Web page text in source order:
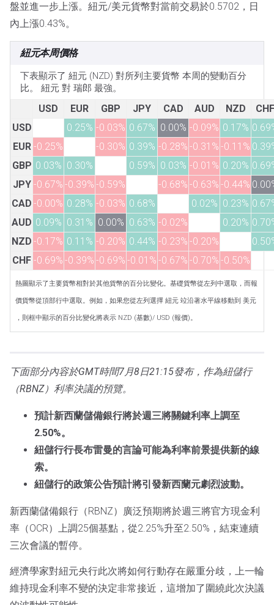
盤並進一步上漲。紐元/美元貨幣對當前交易於0.5702，日
內上漲0.43%。
紐元本周價格
下表顯示了 紐元 (NZD) 對所列主要貨幣 本周的變動百分
比。 紐元 對 瑞郎 最強。
USD EUR GBP JPY CAD AUD NZD
CHF
USD
0.25% -0.03% 0.67% 0.00% -0.09% 0.17%
EUR -0.25% -0.30% 0.39% -0.28% -0.31% -0.11%
GBP 0.03% 0.30% 0.59% 0.03% -0.01% 0.20%
JPY -0.67% -0.39% -0.59% -0.68% -0.63% -0.44%
CAD -0.00% 0.28% -0.03% 0.68% 0.02% 0.23%
AUD 0.09% 0.31% 0.00% 0.63% -0.02% 0.20%
NZD -0.17% 0.11% -0.20% 0.44% -0.23% -0.20%
CHF -0.69% -0.39% -0.69% -0.01% -0.67% -0.70% -0.50%
熱圖顯示了主要貨幣相對於其他貨幣的百分比變化。基礎貨幣從左列中選取，而報
價貨幣從頂部行中選取。例如，如果您從左列選擇 紐元 竝沿著水平線移動到 美元
，則框中顯示的百分比變化將表示 NZD (基數)/ USD (報價)。
下面部分內容於GMT時間7月8日21:15發布，作為紐儲行
（RBNZ）利率決議的預覽。
預計新西蘭儲備銀行將於週三將關鍵利率上調至
2.50%。
紐儲行行長布雷曼的言論可能為利率前景提供新的線
索。
紐儲行的政策公告預計將引發新西蘭元劇烈波動。
新西蘭儲備銀行（RBNZ）廣泛預期將於週三將官方現金利
率（OCR）上調25個基點，從2.25%升至2.50%，結束連續
三次會議的暫停。
經濟學家對紐元央行此次將如何行動存在嚴重分歧，上一輪
維持現金利率不變的決定非常接近，這增加了圍繞此次決議